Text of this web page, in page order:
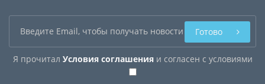
Я прочитал Условия соглашенияи согласен с условиями
Готово